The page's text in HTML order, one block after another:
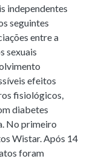
independentes
seguintes
entre a
sexuais
efeitos
fisiológicos,
diabetes
No primeiro
Wistar. Após 14
foram